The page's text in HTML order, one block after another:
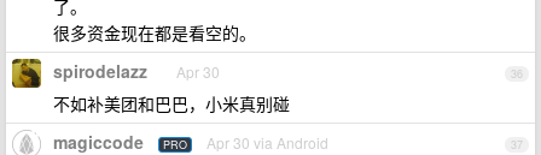
了。
很多资金现在都是看空的。
36
spirodelazz Apr 30
不如补美团和巴巴，小米真别碰
37
magiccode PRO Apr 30 via Android